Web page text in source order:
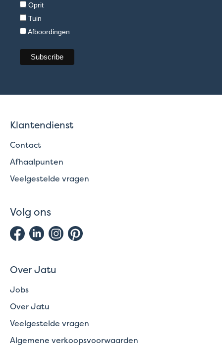
Oprit
Tuin
Afboordingen
Klantendienst
Contact
Afhaalpunten
Veelgestelde vragen
Volg ons
Over Jatu
Jobs
Over Jatu
Veelgestelde vragen
Algemene verkoopsvoorwaarden